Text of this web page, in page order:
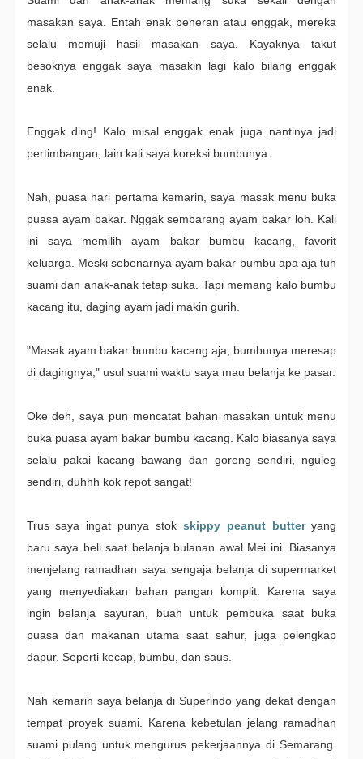
masakan saya. Entah enak beneran atau enggak, mereka
selalu memuji hasil masakan saya. Kayaknya takut
besoknya enggak saya masakin lagi kalo bilang enggak
enak.
Enggak ding! Kalo misal enggak enak juga nantinya jadi
pertimbangan, lain kali saya koreksi bumbunya.
Nah, puasa hari pertama kemarin, saya masak menu buka
puasa ayam bakar. Nggak sembarang ayam bakar loh. Kali
ini saya memilih ayam bakar bumbu kacang, favorit
keluarga. Meski sebenarnya ayam bakar bumbu apa aja tuh
suami dan anak-anak tetap suka. Tapi memang kalo bumbu
kacang itu, daging ayam jadi makin gurih.
"Masak ayam bakar bumbu kacang aja, bumbunya meresap
di dagingnya," usul suami waktu saya mau belanja ke pasar.
Oke deh, saya pun mencatat bahan masakan untuk menu
buka puasa ayam bakar bumbu kacang. Kalo biasanya saya
selalu pakai kacang bawang dan goreng sendiri, nguleg
sendiri, duhhh kok repot sangat!
Trus saya ingat punya stok skippy peanut butteryang
baru saya beli saat belanja bulanan awal Mei ini. Biasanya
menjelang ramadhan saya sengaja belanja di supermarket
yang menyediakan bahan pangan komplit. Karena saya
ingin belanja sayuran, buah untuk pembuka saat buka
puasa dan makanan utama saat sahur, juga pelengkap
dapur. Seperti kecap, bumbu, dan saus.
Nah kemarin saya belanja di Superindo yang dekat dengan
tempat proyek suami. Karena kebetulan jelang ramadhan
suami pulang untuk mengurus pekerjaannya di Semarang.